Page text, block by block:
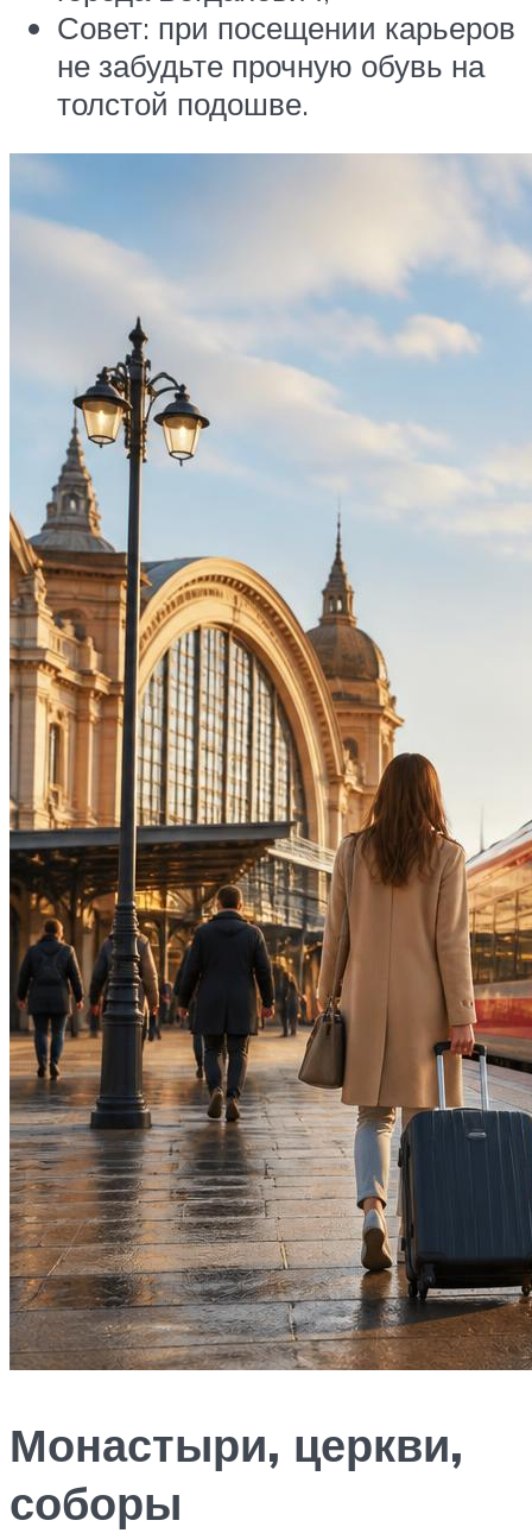
Совет: при посещении карьеров
не забудьте прочную обувь на
толстой подошве.
Монастыри, церкви,
соборы